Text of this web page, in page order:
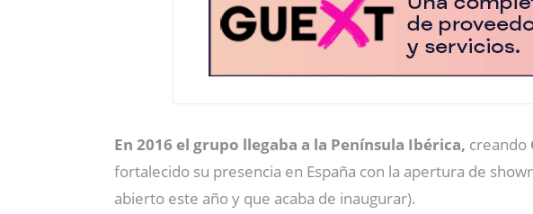
En 2016 el grupo llegaba a la Península Ibérica, creando
fortalecido su presencia en España con la apertura de
abierto este año y que acaba de inaugurar).